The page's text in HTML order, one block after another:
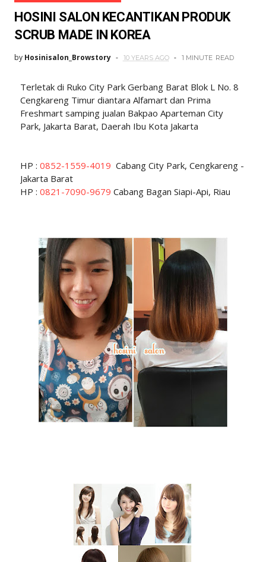
HOSINI SALON KECANTIKAN PRODUK
SCRUB MADE IN KOREA
by Hosinisalon_Browstory 10 YEARS AGO 1 MINUTE READ
Terletak di Ruko City Park Gerbang Barat Blok L No. 8
Cengkareng Timur diantara Alfamart dan Prima
Freshmart samping jualan Bakpao Aparteman City
Park, Jakarta Barat, Daerah Ibu Kota Jakarta
HP : 0852-1559-4019 Cabang City Park, Cengkareng -
Jakarta Barat
HP : 0821-7090-9679 Cabang Bagan Siapi-Api, Riau